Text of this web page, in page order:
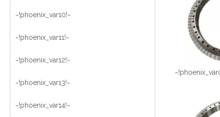
~!phoenix_var10!~
~!phoenix_var11!~
~!phoenix_var12!~
~!phoenix_var13!~
~!phoenix_var14!~